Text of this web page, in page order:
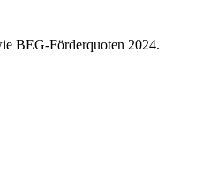
BEG-Förderquoten 2024.